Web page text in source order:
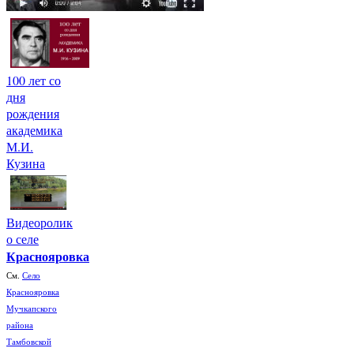
100 лет со
дня
рождения
академика
М.И.
Кузина
Видеоролик
о селе
Краснояровка
См. Село
Краснояровка
Мучкапского
района
Тамбовской